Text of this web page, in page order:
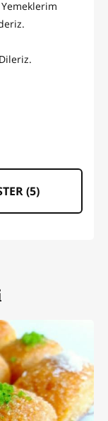
(5)